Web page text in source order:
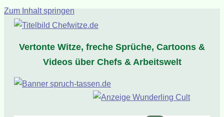
Zum Inhalt springen
Vertonte Witze, freche Sprüche, Cartoons &
Videos über Chefs & Arbeitswelt